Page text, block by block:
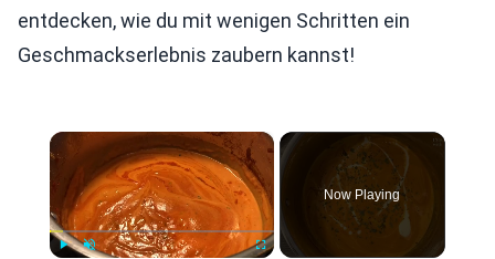
entdecken, wie du mit wenigen Schritten ein
Geschmackserlebnis zaubern kannst!
×
Now Playing